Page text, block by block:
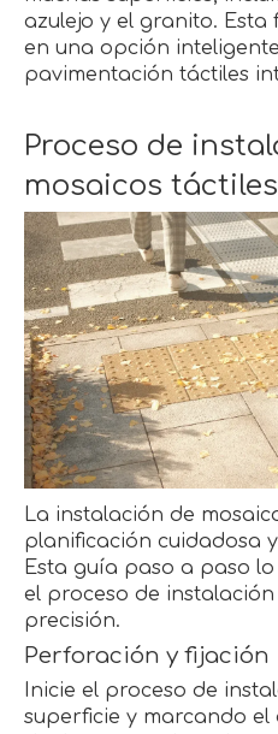
azulejo y el granito.
en una opción
pavimentación táctiles
Proceso de
mosaicos táctiles
La instalación de
planificación cuidadosa
Esta guía paso a paso
el proceso de
precisión.
Perforación y fijación
Inicie el proceso de
superficie y marcando el